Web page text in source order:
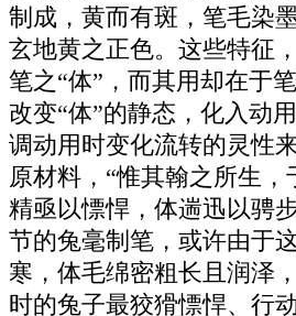
制成，黄而有斑，笔毛染
玄地黄之正色。这些特征
笔之“体”，而其用却在于
改变“体”的静态，化入动
调动用时变化流转的灵性
原材料，“惟其翰之所生
精亟以慓悍，体遄迅以骋
节的兔毫制笔，或许由于
寒，体毛绵密粗长且润泽
时的兔子最狡猾慓悍、行